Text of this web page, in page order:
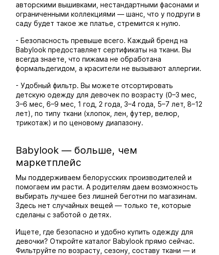
авторскими вышивками, нестандартными фасонами и
ограниченными коллекциями — шанс, что у подруги в
саду будет такое же платье, стремится к нулю.
- Безопасность превыше всего. Каждый бренд на
Babylook предоставляет сертификаты на ткани. Вы
всегда знаете, что пижама не обработана
формальдегидом, а красители не вызывают аллергии.
- Удобный фильтр. Вы можете отсортировать
детскую одежду для девочек по возрасту (0–3 мес,
3–6 мес, 6–9 мес, 1 год, 2 года, 3–4 года, 5–7 лет, 8–12
лет), по типу ткани (хлопок, лен, футер, велюр,
трикотаж) и по ценовому диапазону.
Babylook — больше, чем
маркетплейс
Мы поддерживаем белорусских производителей и
помогаем им расти. А родителям даем возможность
выбирать лучшее без лишней беготни по магазинам.
Здесь нет случайных вещей — только те, которые
сделаны с заботой о детях.
Ищете, где безопасно и удобно купить одежду для
девочки? Откройте каталог Babylook прямо сейчас.
Фильтруйте по возрасту, сезону, составу ткани — и